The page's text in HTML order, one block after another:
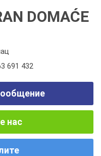
DOMAĆE
691 432
нас